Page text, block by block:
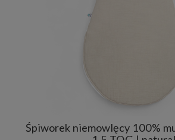
Śpiworek niemowlęcy 100%